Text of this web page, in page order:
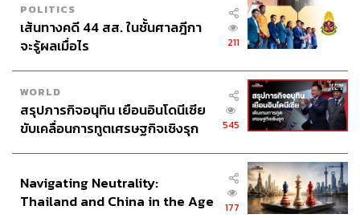
POLITICS
เส้นทางคดี 44 สส. ในชั้นศาลฎีกา
จะรู้ผลเมื่อไร
211
WORLD
สรุปภารกิจอนุทิน เยือนอินโดนีเซีย
ขับเคลื่อนการทูตเศรษฐกิจเชิงรุก
545
Navigating Neutrality:
Thailand and China in the Age
177